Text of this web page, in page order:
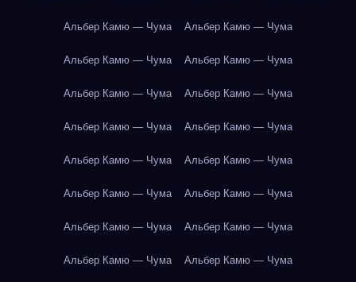
Альбер Камю — Чума Альбер Камю — Чума
Альбер Камю — Чума Альбер Камю — Чума
Альбер Камю — Чума Альбер Камю — Чума
Альбер Камю — Чума Альбер Камю — Чума
Альбер Камю — Чума Альбер Камю — Чума
Альбер Камю — Чума Альбер Камю — Чума
Альбер Камю — Чума Альбер Камю — Чума
Альбер Камю — Чума Альбер Камю — Чума